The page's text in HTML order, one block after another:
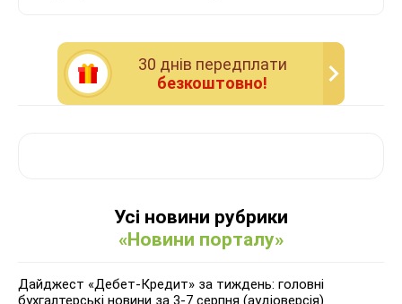
30 днiв передплати
безкоштовно!
Усі новини рубрики
«Новини порталу»
Дайджест «Дебет-Кредит» за тиждень: головні
бухгалтерські новини за 3-7 серпня (аудіоверсія)